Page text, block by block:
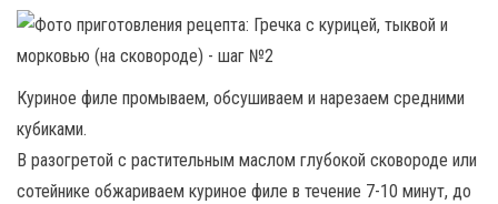
Куриное филе промываем, обсушиваем и нарезаем средними
кубиками.
В разогретой с растительным маслом глубокой сковороде или
сотейнике обжариваем куриное филе в течение 7-10 минут, до